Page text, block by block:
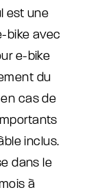
est une
bike avec
e-bike
du
cas de
inclus.
dans le
à